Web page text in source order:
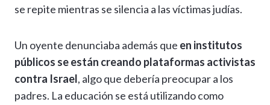
se repite mientras se silencia a las víctimas judías.
Un oyente denunciaba además que en institutos
públicos se están creando plataformas activistas
contra Israel, algo que debería preocupar a los
padres. La educación se está utilizando como